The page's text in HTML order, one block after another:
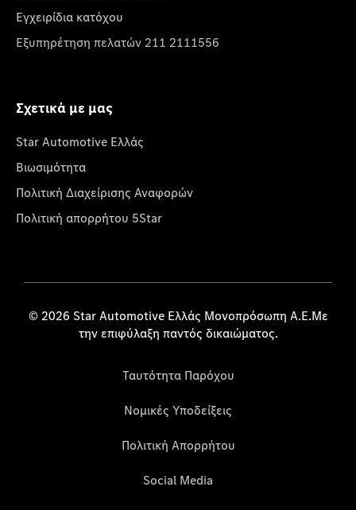
Εγχειρίδια κατόχου
Εξυπηρέτηση πελατών 211 2111556
Σχετικά με μας
Star Automotive Ελλάς
Βιωσιμότητα
Πολιτική Διαχείρισης Αναφορών
Πολιτική απορρήτου 5Star
© 2026 Star Automotive Ελλάς Μονοπρόσωπη Α.Ε.Με
την επιφύλαξη παντός δικαιώματος.
Ταυτότητα Παρόχου
Νομικές Υποδείξεις
Πολιτική Απορρήτου
Social Media